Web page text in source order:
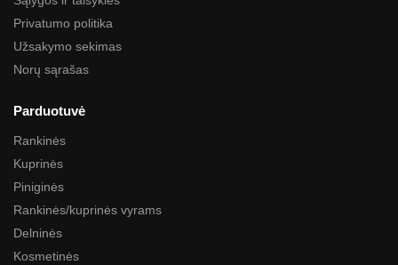
Privatumo politika
Užsakymo sekimas
Norų sąrašas
Parduotuvė
Rankinės
Kuprinės
Piniginės
Rankinės/kuprinės vyrams
Delninės
Kosmetinės